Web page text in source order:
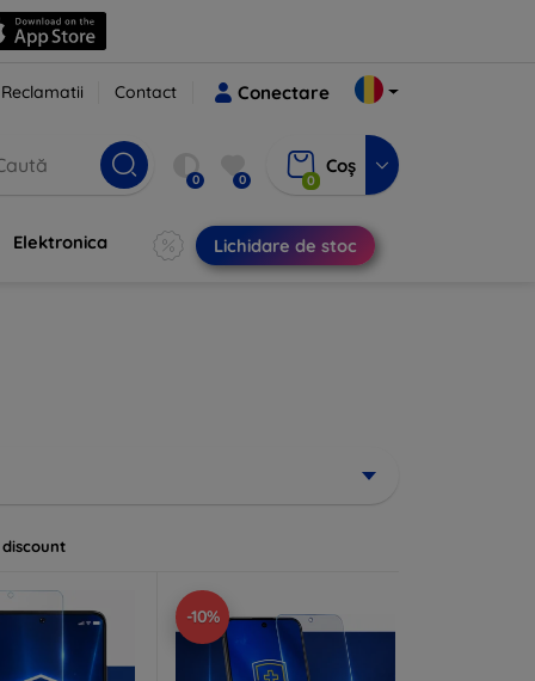
Reclamatii Contact Conectare
0 0 0
Coș
Elektronica Lichidare de stoc
discount
-10%